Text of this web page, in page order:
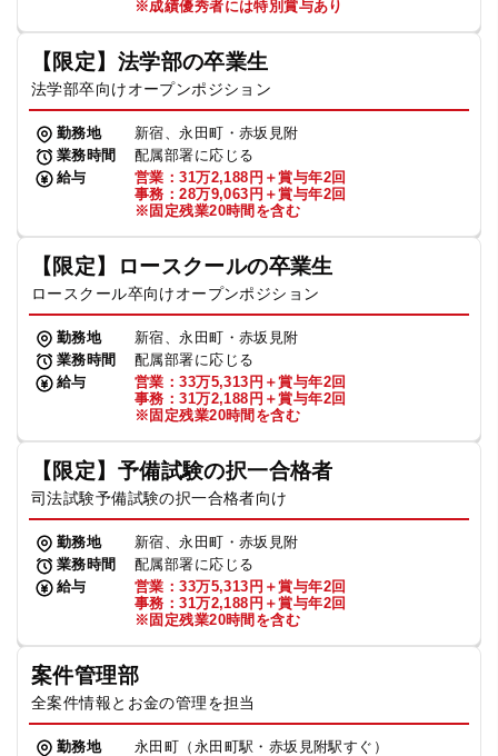
※成績優秀者には特別賞与あり
【限定】法学部の卒業生
法学部卒向けオープンポジション
勤務地
新宿、永田町・赤坂見附
業務時間
配属部署に応じる
給与
営業：31万2,188円＋賞与年2回
事務：28万9,063円＋賞与年2回
※固定残業20時間を含む
【限定】ロースクールの卒業生
ロースクール卒向けオープンポジション
勤務地
新宿、永田町・赤坂見附
業務時間
配属部署に応じる
給与
営業：33万5,313円＋賞与年2回
事務：31万2,188円＋賞与年2回
※固定残業20時間を含む
【限定】予備試験の択一合格者
司法試験予備試験の択一合格者向け
勤務地
新宿、永田町・赤坂見附
業務時間
配属部署に応じる
給与
営業：33万5,313円＋賞与年2回
事務：31万2,188円＋賞与年2回
※固定残業20時間を含む
案件管理部
全案件情報とお金の管理を担当
勤務地
永田町（永田町駅・赤坂見附駅すぐ）